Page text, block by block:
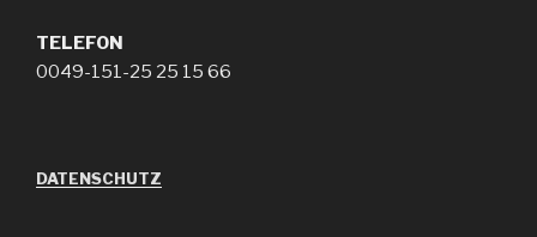
TELEFON
0049-151-25 25 15 66
DATENSCHUTZ